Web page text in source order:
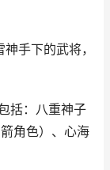
手下的武将，
括：八重神子
角色）、心海